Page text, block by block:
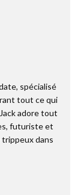
spécialisé
tout ce qui
adore tout
futuriste et
dans